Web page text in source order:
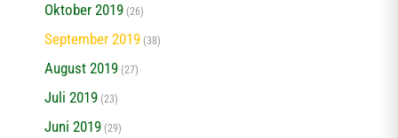
Oktober 2019 (26)
September 2019 (38)
August 2019 (27)
Juli 2019 (23)
Juni 2019 (29)